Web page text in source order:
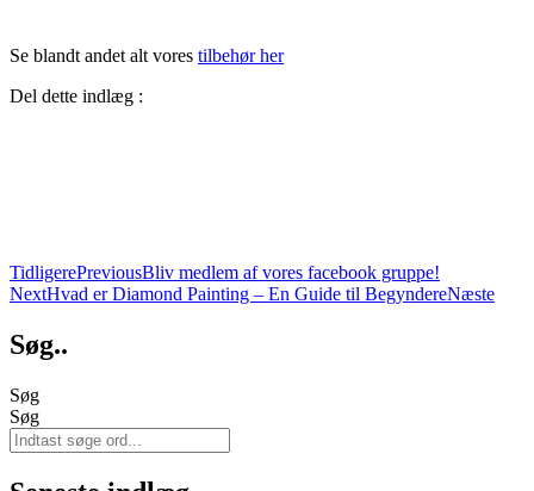
Se blandt andet alt vores tilbehør her
Del dette indlæg :
TidligerePreviousBliv medlem af vores facebook gruppe!
NextHvad er Diamond Painting – En Guide til BegyndereNæste
Søg..
Søg
Søg